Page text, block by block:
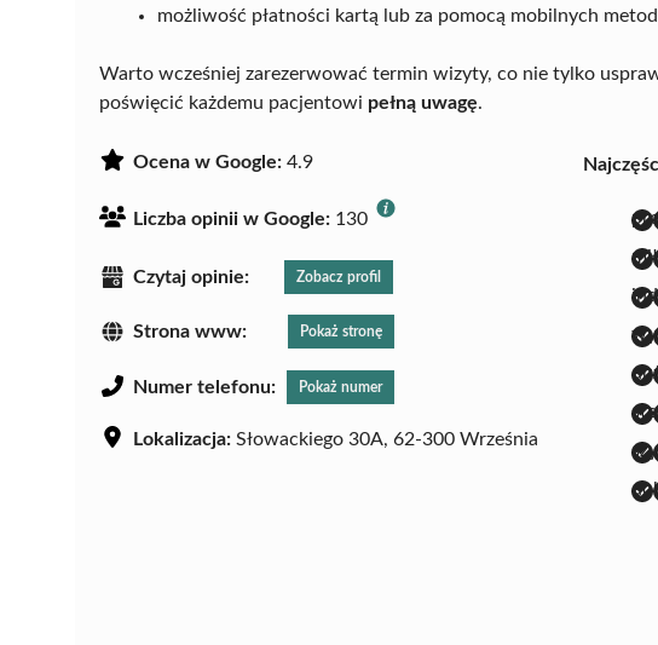
możliwość płatności kartą lub za pomocą mobilnych
Warto wcześniej zarezerwować termin wizyty, co nie tylko
poświęcić każdemu pacjentowi pełną uwagę.
Ocena w Google: 4.9
Liczba opinii w Google: 130
Czytaj opinie: Zobacz profil
Strona www: Pokaż stronę
Numer telefonu: Pokaż numer
Lokalizacja: Słowackiego 30A, 62-300 Września